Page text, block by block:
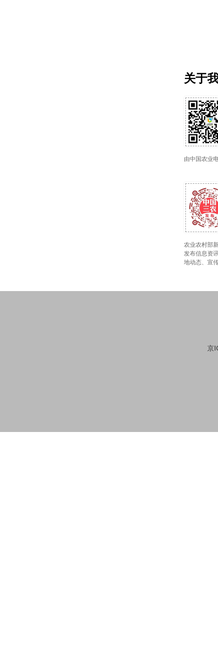
关于
由中国农业
农业农村部
发布信息资
地动态、宣
京